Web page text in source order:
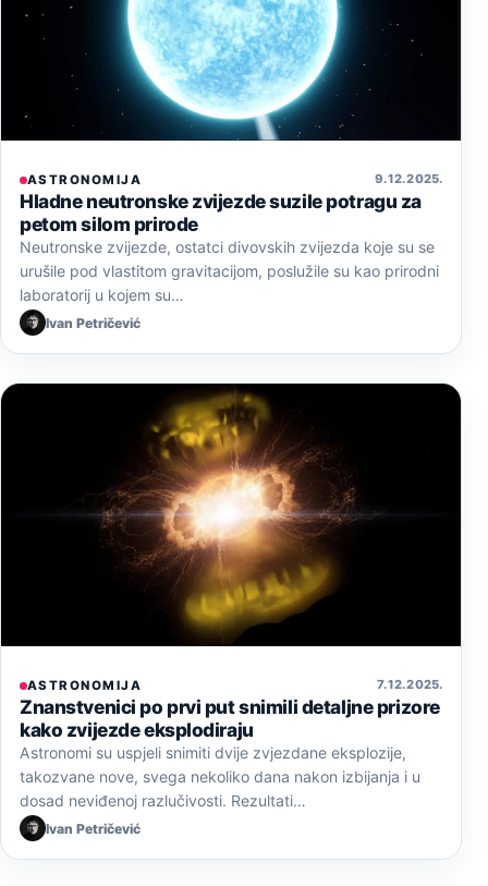
ASTRONOMIJA 9. 12. 2025.
Hladne neutronske zvijezde suzile potragu za
petom silom prirode
Neutronske zvijezde, ostatci divovskih zvijezda koje su se
urušile pod vlastitom gravitacijom, poslužile su kao prirodni
laboratorij u kojem su…
Ivan Petričević
ASTRONOMIJA 7. 12. 2025.
Znanstvenici po prvi put snimili detaljne prizore
kako zvijezde eksplodiraju
Astronomi su uspjeli snimiti dvije zvjezdane eksplozije,
takozvane nove, svega nekoliko dana nakon izbijanja i u
dosad neviđenoj razlučivosti. Rezultati…
Ivan Petričević